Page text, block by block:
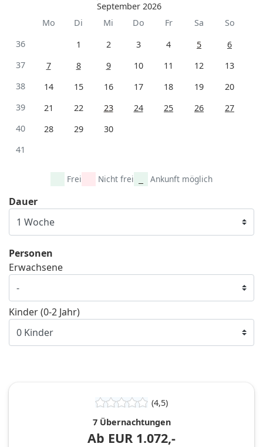
September 2026
Mo
Di Mi Do Fr Sa
So
36
1 2 3 4 5
6
37
7 8 9 10 11 12
13
38
14 15 16 17 18 19
20
39
21 22 23 24 25 26
27
40
28 29
30
41
Frei Nicht frei Ankunft möglich
Dauer
Personen
Erwachsene
Kinder (0-2 Jahr)
(4,5)
7 Übernachtungen
Ab EUR 1.072,-